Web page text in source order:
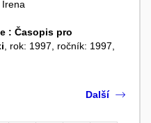
Irena
: Časopis pro
, rok: 1997, ročník: 1997,
Další